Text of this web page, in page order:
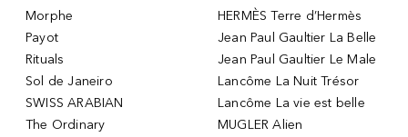
Morphe
Payot
Rituals
Sol de Janeiro
SWISS ARABIAN
The Ordinary
HERMÈS Terre d’Hermès
Jean Paul Gaultier La Belle
Jean Paul Gaultier Le Male
Lancôme La Nuit Trésor
Lancôme La vie est belle
MUGLER Alien